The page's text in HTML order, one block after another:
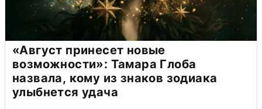
«Август принесет новые
возможности»: Тамара Глоба
назвала, кому из знаков зодиака
улыбнется удача